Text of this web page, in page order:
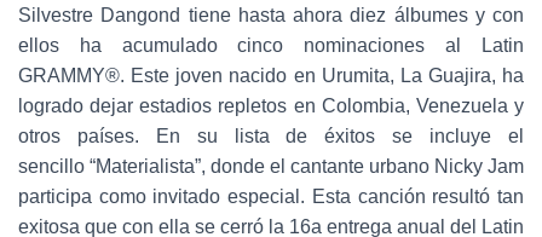
Silvestre Dangond tiene hasta ahora diez álbumes y con
ellos ha acumulado cinco nominaciones al Latin
GRAMMY®. Este joven nacido en Urumita, La Guajira, ha
logrado dejar estadios repletos en Colombia, Venezuela y
otros países. En su lista de éxitos se incluye el
sencillo “Materialista”, donde el cantante urbano Nicky Jam
participa como invitado especial. Esta canción resultó tan
exitosa que con ella se cerró la 16a entrega anual del Latin